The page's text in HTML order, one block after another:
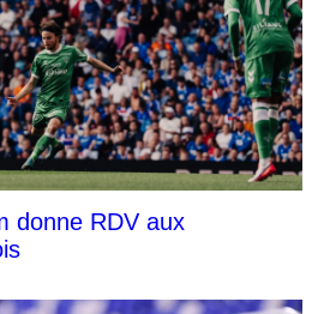
donne RDV aux